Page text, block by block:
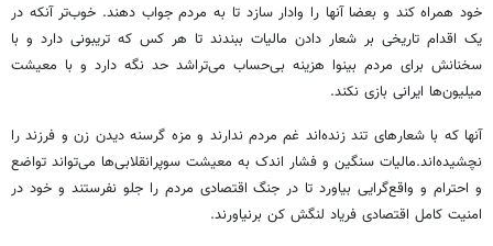
خود همراه کند و بعضا آنها را وادار سازد تا به مردم جواب دهند. خوب‌تر آنکه در
یک اقدام تاریخی بر شعار دادن مالیات ببندند تا هر کس که تریبونی دارد و با
سخنانش برای مردم بینوا هزینه بی‌حساب می‌تراشد حد نگه دارد و با معیشت
میلیون‌ها ایرانی بازی نکند.
آنها که با شعارهای تند زنده‌اند غم مردم ندارند و مزه گرسنه دیدن زن و فرزند را
نچشیده‌اند.مالیات سنگین و فشار اندک به معیشت سوپرانقلابی‌ها می‌تواند تواضع
و احترام و واقع‌گرایی بیاورد تا در جنگ اقتصادی مردم را جلو نفرستند و خود در
امنیت کامل اقتصادی فریاد لنگش کن برنیاورند.